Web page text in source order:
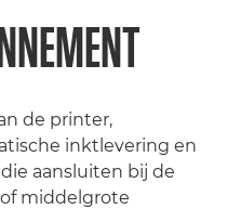
de printer,
inktlevering en
aansluiten bij de
middelgrote